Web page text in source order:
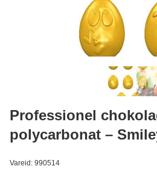
Læg i
Professionel
polycarbonat –
Vareid: 990514